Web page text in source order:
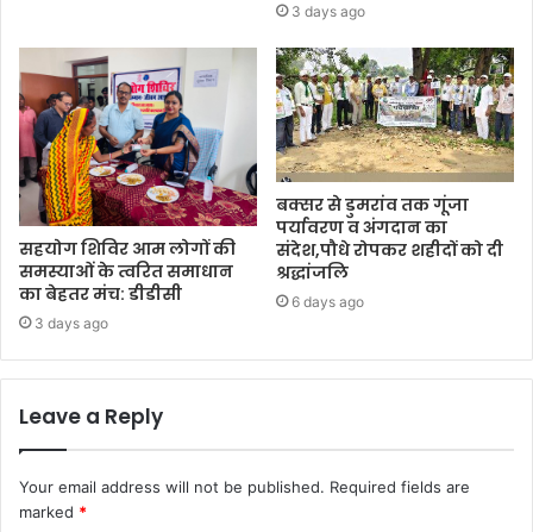
3 days ago
सहयोग शिविर आम लोगों की
समस्याओं के त्वरित समाधान
का बेहतर मंच: डीडीसी
3 days ago
बक्सर से डुमरांव तक गूंजा
पर्यावरण व अंगदान का
संदेश,पौधे रोपकर शहीदों को दी
श्रद्धांजलि
6 days ago
Leave a Reply
Your email address will not be published. Required fields are
marked *